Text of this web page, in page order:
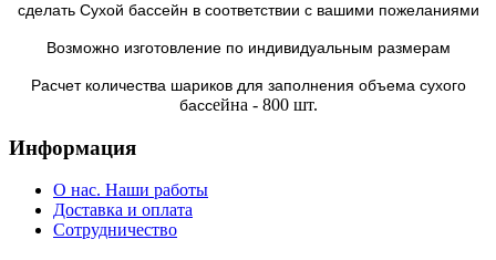
сделать Сухой бассейн в соответствии с вашими пожеланиями
Возможно изготовление по индивидуальным размерам
Расчет количества шариков для заполнения объема сухого
бассейна - 800 шт.
Информация
О нас. Наши работы
Доставка и оплата
Сотрудничество